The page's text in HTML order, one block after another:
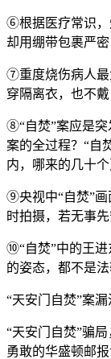
⑥根据医疗常识，
却用绷带包裹严密
⑦重度烧伤病人最
穿隔离衣，也不
⑧“自焚”案应是突
案的全过程？“自
内，哪来的几十个
⑨央视中“自焚”画
时拍摄，若无事
⑩“自焚”中的王进
的姿态，都不是
“天安门自焚”案漏
“天安门自焚”骗
勇敢的华盛顿邮